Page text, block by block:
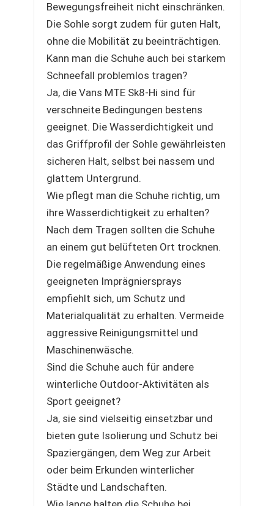
Bewegungsfreiheit nicht einschränken.
Die Sohle sorgt zudem für guten Halt,
ohne die Mobilität zu beeinträchtigen.
Kann man die Schuhe auch bei starkem
Schneefall problemlos tragen?
Ja, die Vans MTE Sk8-Hi sind für
verschneite Bedingungen bestens
geeignet. Die Wasserdichtigkeit und
das Griffprofil der Sohle gewährleisten
sicheren Halt, selbst bei nassem und
glattem Untergrund.
Wie pflegt man die Schuhe richtig, um
ihre Wasserdichtigkeit zu erhalten?
Nach dem Tragen sollten die Schuhe
an einem gut belüfteten Ort trocknen.
Die regelmäßige Anwendung eines
geeigneten Imprägniersprays
empfiehlt sich, um Schutz und
Materialqualität zu erhalten. Vermeide
aggressive Reinigungsmittel und
Maschinenwäsche.
Sind die Schuhe auch für andere
winterliche Outdoor-Aktivitäten als
Sport geeignet?
Ja, sie sind vielseitig einsetzbar und
bieten gute Isolierung und Schutz bei
Spaziergängen, dem Weg zur Arbeit
oder beim Erkunden winterlicher
Städte und Landschaften.